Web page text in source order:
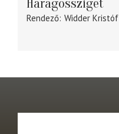
Haragossziget
Rendező Widder Kristóf